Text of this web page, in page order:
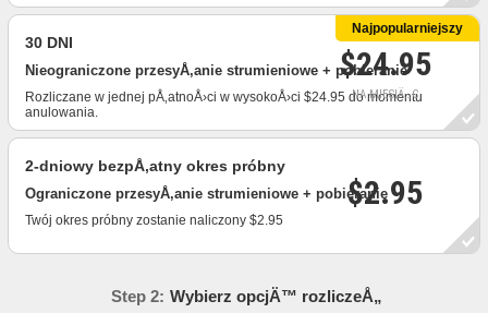
Najpopularniejszy
30 DNI
Nieograniczone przesyÅ‚anie strumieniowe + pobieranie
$24.95
NA MIESIÄ…C
Rozliczane w jednej pÅ‚atnoÅ›ci w wysokoÅ›ci $24.95 do momentu
anulowania.
2-dniowy bezpÅ‚atny okres próbny
Ograniczone przesyÅ‚anie strumieniowe + pobieranie
$2.95
Twój okres próbny zostanie naliczony $2.95
Step 2: Wybierz opcjÄ™ rozliczeÅ„